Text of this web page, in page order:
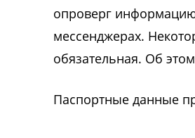
опроверг
мессенджерах.
обязательная. Об
Паспортные данные